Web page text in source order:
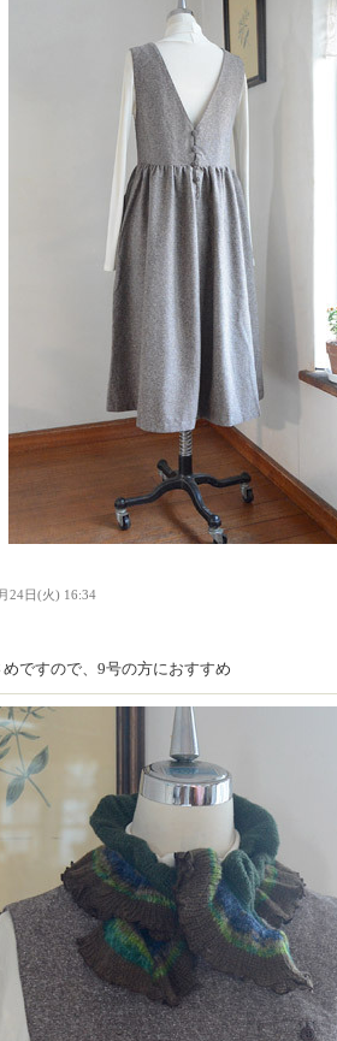
24日(火) 16:34
ですので、9号の方におすすめ